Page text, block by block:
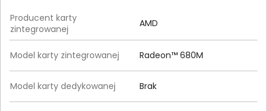
Producent karty
zintegrowanej
AMD
Model karty zintegrowanej Radeon™ 680M
Model karty dedykowanej Brak